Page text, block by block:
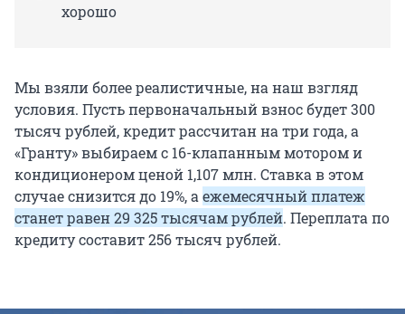
хорошо
Мы взяли более реалистичные, на наш взгляд
условия. Пусть первоначальный взнос будет 300
тысяч рублей, кредит рассчитан на три года, а
«Гранту» выбираем с 16-клапанным мотором и
кондиционером ценой 1,107 млн. Ставка в этом
случае снизится до 19%, а ежемесячный платеж
станет равен 29 325 тысячам рублей. Переплата по
кредиту составит 256 тысяч рублей.